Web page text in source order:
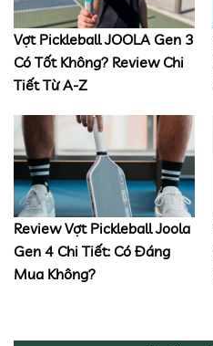
Vợt Pickleball JOOLA Gen 3
Có Tốt Không? Review Chi
Tiết Từ A-Z
Review Vợt Pickleball Joola
Gen 4 Chi Tiết: Có Đáng
Mua Không?